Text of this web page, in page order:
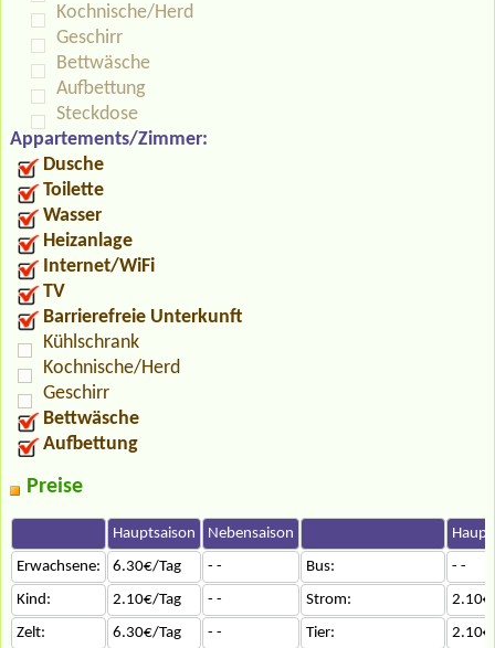
Kochnische/Herd
Geschirr
Bettwäsche
Aufbettung
Steckdose
Appartements/Zimmer:
Dusche
Toilette
Wasser
Heizanlage
Internet/WiFi
TV
Barrierefreie Unterkunft
Kühlschrank
Kochnische/Herd
Geschirr
Bettwäsche
Aufbettung
Preise
Hauptsaison Nebensaison
Erwachsene:
6.30€/Tag - - Bus:
- -
Kind:
2.10€/Tag - - Strom:
Zelt:
6.30€/Tag - - Tier: